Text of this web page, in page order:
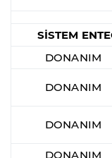
SİSTEM
DONANIM
DONANIM
DONANIM
DONANIM